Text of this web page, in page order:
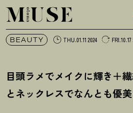
オトナミューズ ウェブ
BEAUTY THU.01.11 2024 FRI.10.17
目頭ラメでメイクに輝き＋
とネックレスでなんとも優